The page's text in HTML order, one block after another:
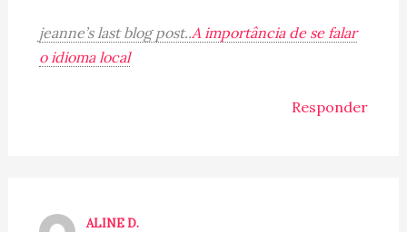
jeanne’s last blog post..A importância de se falar
o idioma local
Responder
ALINE D.